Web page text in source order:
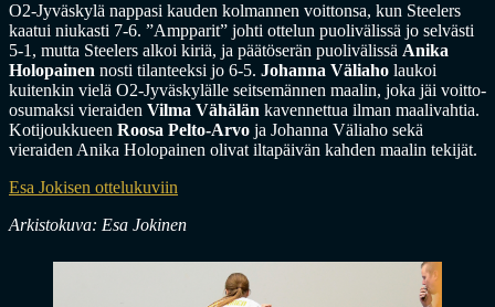
O2-Jyväskylä nappasi kauden kolmannen voittonsa, kun Steelers
kaatui niukasti 7-6. ”Ampparit” johti ottelun puolivälissä jo selvästi
5-1, mutta Steelers alkoi kiriä, ja päätöserän puolivälissä Anika
Holopainen nosti tilanteeksi jo 6-5. Johanna Väliaho laukoi
kuitenkin vielä O2-Jyväskylälle seitsemännen maalin, joka jäi voitto-
osumaksi vieraiden Vilma Vähälän kavennettua ilman maalivahtia.
Kotijoukkueen Roosa Pelto-Arvo ja Johanna Väliaho sekä
vieraiden Anika Holopainen olivat iltapäivän kahden maalin tekijät.
Esa Jokisen ottelukuviin
Arkistokuva: Esa Jokinen